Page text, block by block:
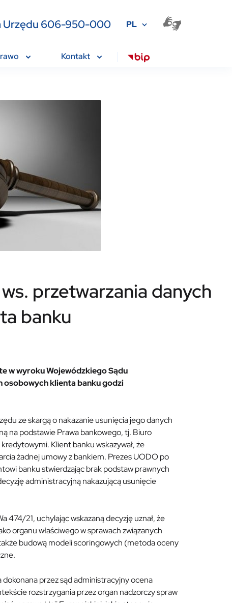
Urzędu 606-950-000 PL
Kontakt
przetwarzania danych
banku
w wyroku Wojewódzkiego Sądu
osobowych klienta banku godzi
ze skargą o nakazanie usunięcia jego danych
na podstawie Prawa bankowego, tj. Biuro
Klient banku wskazywał, że
żadnej umowy z bankiem. Prezes UODO po
banku stwierdzając brak podstaw prawnych
administracyjną nakazującą usunięcie
474/21, uchylając wskazaną decyzję uznał, że
organu właściwego w sprawach związanych
budową modeli scoringowych (metoda oceny
przez sąd administracyjny ocena
rozstrzygania przez organ nadzorczy spraw